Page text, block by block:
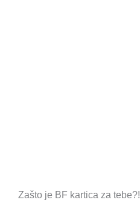
Zašto je BF kartica za tebe?!